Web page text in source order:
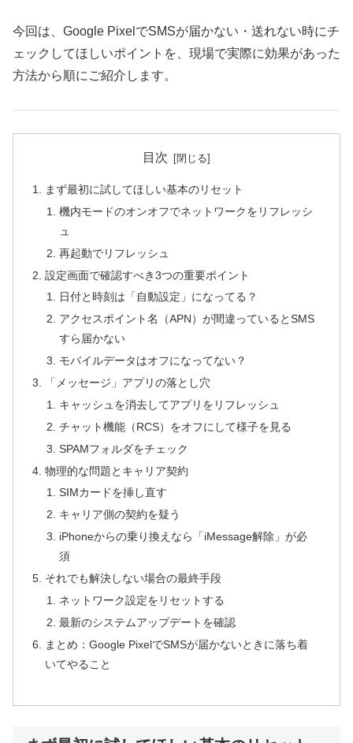
今回は、Google PixelでSMSが届かない・送れない時にチ
ェックしてほしいポイントを、現場で実際に効果があった
方法から順にご紹介します。
目次
まず最初に試してほしい基本のリセット
機内モードのオンオフでネットワークをリフレッシ
ュ
再起動でリフレッシュ
設定画面で確認すべき3つの重要ポイント
日付と時刻は「自動設定」になってる？
アクセスポイント名（APN）が間違っているとSMS
すら届かない
モバイルデータはオフになってない？
「メッセージ」アプリの落とし穴
キャッシュを消去してアプリをリフレッシュ
チャット機能（RCS）をオフにして様子を見る
SPAMフォルダをチェック
物理的な問題とキャリア契約
SIMカードを挿し直す
キャリア側の契約を疑う
iPhoneからの乗り換えなら「iMessage解除」が必
須
それでも解決しない場合の最終手段
ネットワーク設定をリセットする
最新のシステムアップデートを確認
まとめ：Google PixelでSMSが届かないときに落ち着
いてやること